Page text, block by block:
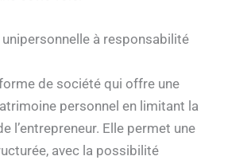
à responsabilité
forme de société qui offre une
personnel en limitant la
l’entrepreneur. Elle permet une
avec la possibilité